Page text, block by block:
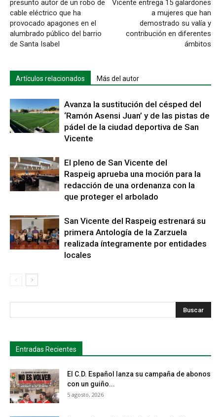
presunto autor de un robo de
cable eléctrico que ha
provocado apagones en el
alumbrado público del barrio
de Santa Isabel
Vicente entrega 15 galardones
a mujeres que han
demostrado su valía y
contribución en diferentes
ámbitos
Artículos relacionados Más del autor
Avanza la sustitución del césped del
‘Ramón Asensi Juan’ y de las pistas de
pádel de la ciudad deportiva de San
Vicente
El pleno de San Vicente del
Raspeig aprueba una moción para la
redacción de una ordenanza con la
que proteger el arbolado
San Vicente del Raspeig estrenará su
primera Antología de la Zarzuela
realizada íntegramente por entidades
locales
Entradas Recientes
El C.D. Español lanza su campaña de abonos
con un guiño...
5 agosto, 2026